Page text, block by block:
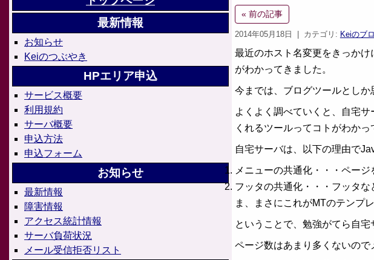
最新情報
お知らせ
Keiのつぶやき
HPエリア申込
サービス概要
利用規約
サーバ概要
申込方法
申込フォーム
お知らせ
最新情報
障害情報
アクセス統計情報
サーバ負荷状況
メール受信拒否リスト
« 前の記事
2014年05月18日 | カテゴリ: Keiのブ
最近のホスト名変更をきっか
がわかってきました。
今までは、ブログツールとしか
よくよく調べていくと、自宅
くれるツールってコトがわかっ
自宅サーバは、以下の理由で
メニューの共通化・・・ペー
フッタの共通化・・・フッタな
ま、まさにこれがMTのテンプ
ということで、勉強がてら自宅
ページ数はあまり多くないので